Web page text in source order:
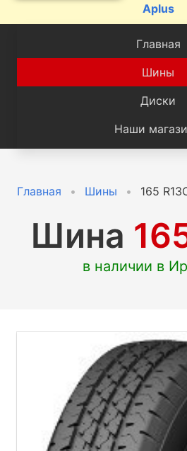
Aplus
Главная
Шины
Диски
Наши
Главная Шины 165
Шина
в наличии в